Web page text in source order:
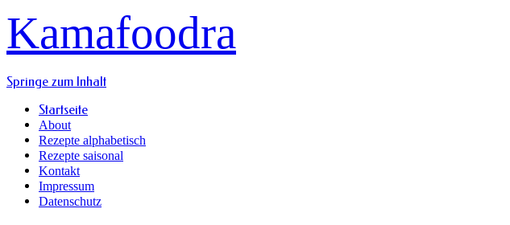
Kamafoodra
Springe zum Inhalt
Startseite
About
Rezepte alphabetisch
Rezepte saisonal
Kontakt
Impressum
Datenschutz